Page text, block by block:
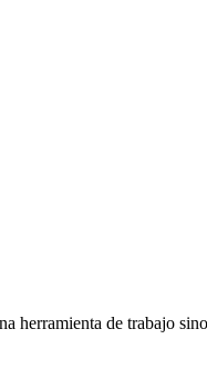
herramienta de trabajo